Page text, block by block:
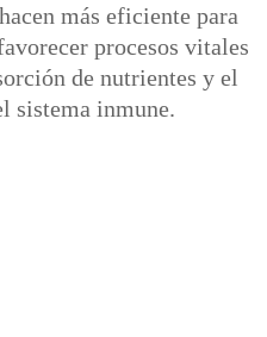
más eficiente para
procesos vitales
de nutrientes y el
sistema inmune.